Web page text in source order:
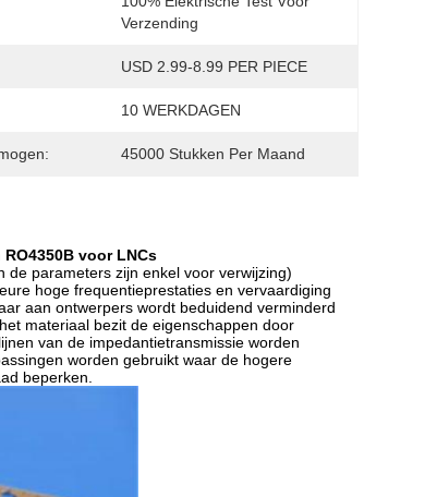
Verzending
USD 2.99-8.99 PER PIECE
10 WERKDAGEN
45000 Stukken Per Maand
voor LNCs
parameters zijn enkel voor verwijzing)
hoge frequentieprestaties en vervaardiging
aan ontwerpers wordt beduidend verminderd
materiaal bezit de eigenschappen door
van de impedantietransmissie worden
worden gebruikt waar de hogere
beperken.